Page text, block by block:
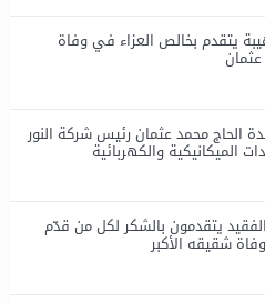
يتقدم بخالص العزاء في وفاة
الحاج محمد عثمان رئيس شركة النور
الميكانيكية والكهربائية
يتقدمون بالشكر لكل من قدّم
شقيقه الأكبر